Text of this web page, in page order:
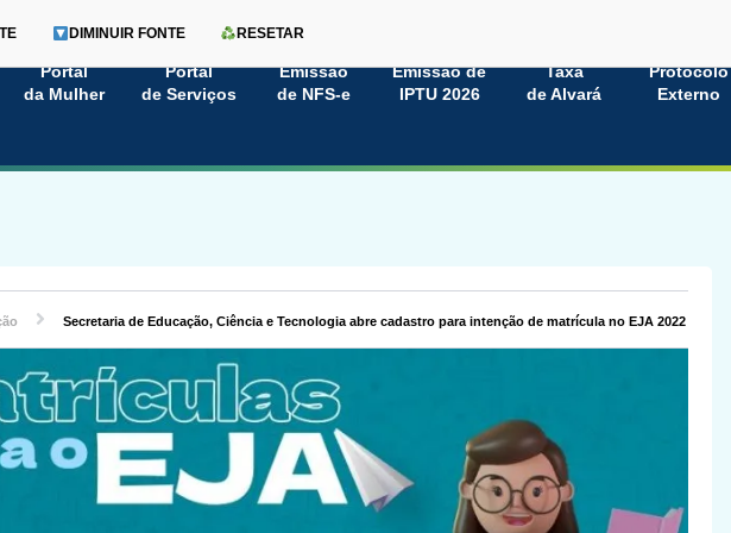
Portal
da Mulher
Portal
de Serviços
Emissão
de NFS-e
Emissão de
IPTU 2026
Taxa
de Alvará
Protocolo
Externo
DIMINUIR FONTE RESETAR
Secretaria de Educação, Ciência e Tecnologia abre cadastro para intenção de matrícula no EJA 2022